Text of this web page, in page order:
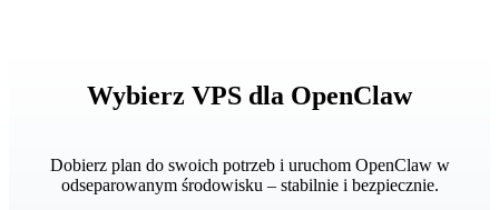
Wybierz VPS dla OpenClaw
Dobierz plan do swoich potrzeb i uruchom OpenClaw w
odseparowanym środowisku – stabilnie i bezpiecznie.